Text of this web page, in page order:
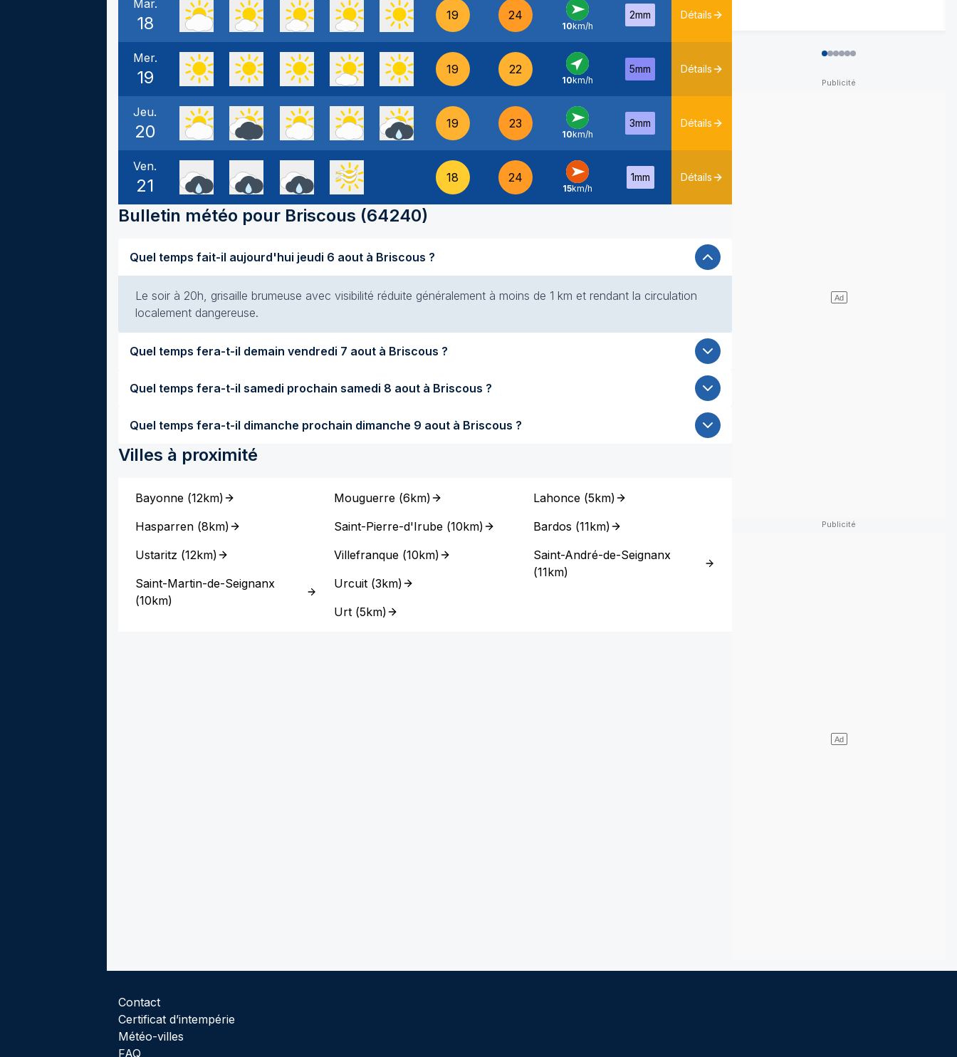
Mar.
18 19 24
O -
10km/h
2mm Détails
Mer.
19 19 22
SO -
10km/h
5mm Détails
Jeu.
20 19 23
O -
10km/h
3mm Détails
Ven.
21 18 24
O -
15km/h
1mm Détails
Bulletin météo pour Briscous (64240)
Quel temps fait-il aujourd'hui jeudi 6 aout à Briscous ?
Le soir à 20h, grisaille brumeuse avec visibilité réduite généralement à moins de 1 km et rendant la circulation
localement dangereuse.
Quel temps fera-t-il demain vendredi 7 aout à Briscous ?
Quel temps fera-t-il samedi prochain samedi 8 aout à Briscous ?
Quel temps fera-t-il dimanche prochain dimanche 9 aout à Briscous ?
Villes à proximité
Bayonne (12km)
Hasparren (8km)
Ustaritz (12km)
Saint-Martin-de-Seignanx
(10km)
Mouguerre (6km)
Saint-Pierre-d'Irube (10km)
Villefranque (10km)
Urcuit (3km)
Urt (5km)
Lahonce(5km)
Bardos (11km)
Saint-André-de-Seignanx
(11km)
Contact
Certificat d’intempérie
Météo-villes
FAQ